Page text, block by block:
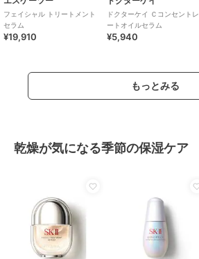
フェイシャル トリートメント
セラム
¥19,910
ドクターケイ Ｃコンセントレ
ートオイルセラム
¥5,940
もっとみる
乾燥が気になる季節の保湿ケア